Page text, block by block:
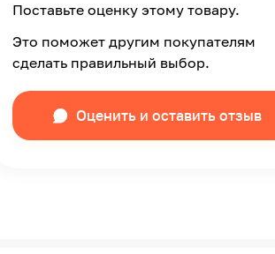
Поставьте оценку этому товару.
Это поможет другим покупателям
сделать правильный выбор.
Оценить и оставить отзыв